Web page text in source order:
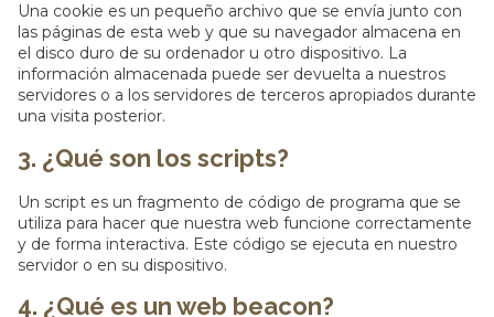
Una cookie es un pequeño archivo que se envía junto con
las páginas de esta web y que su navegador almacena en
el disco duro de su ordenador u otro dispositivo. La
información almacenada puede ser devuelta a nuestros
servidores o a los servidores de terceros apropiados durante
una visita posterior.
3. ¿Qué son los scripts?
Un script es un fragmento de código de programa que se
utiliza para hacer que nuestra web funcione correctamente
y de forma interactiva. Este código se ejecuta en nuestro
servidor o en su dispositivo.
4. ¿Qué es un web beacon?